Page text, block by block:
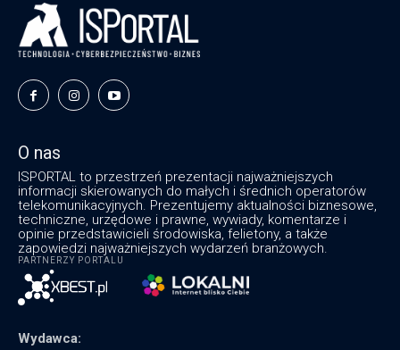
O nas
ISPORTAL to przestrzeń prezentacji najważniejszych
informacji skierowanych do małych i średnich operatorów
telekomunikacyjnych. Prezentujemy aktualności biznesowe,
techniczne, urzędowe i prawne, wywiady, komentarze i
opinie przedstawicieli środowiska, felietony, a także
zapowiedzi najważniejszych wydarzeń branżowych.
PARTNERZY PORTALU
Wydawca: